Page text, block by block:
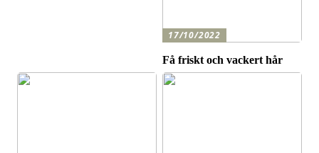
17/10/2022
Få friskt och vackert hår